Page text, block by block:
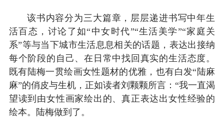
该书内容分为三大篇章，层层递进书写中年生
活百态，讨论了如“中女时代”“生活美学”“家庭关
系”等与当下城市生活息息相关的话题，表达出接纳
每个阶段的自己、在日常中找回真实的生活态度。
既有陆梅一贯绘画女性题材的优雅，也有白发“陆麻
麻”的俏皮与生机，正如读者刘颗颗所言：“我一直渴
望读到由女性画家绘出的、真正表达出女性经验的
绘本。陆梅做到了。